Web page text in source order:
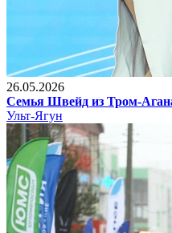
26.05.2026
Семья Швейд из Тром-
Ульт-Ягун